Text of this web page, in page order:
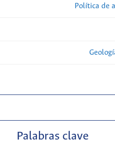
Política de
Palabras clave